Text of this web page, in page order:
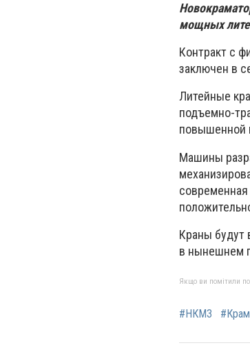
мощных
Контракт с
заключен в
Литейные
подъемно-
повышенной
Машины
Краны будут
в нынешнем
Якщо ви помітили
#НКМЗ